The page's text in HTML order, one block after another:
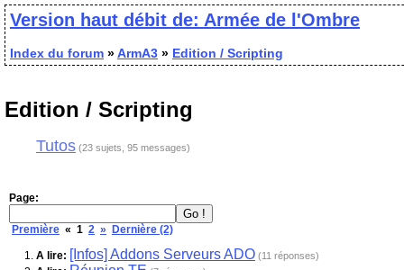
Version haut débit de: Armée de l'Ombre
Index du forum »ArmA3 » Edition / Scripting
Edition / Scripting
Tutos (23 sujets, 95 messages)
Page:
Première « 1 2 » Dernière (2)
A lire: [Infos] Addons Serveurs ADO (11 réponses)